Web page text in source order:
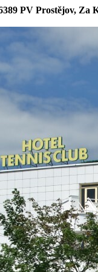
PV Prostějov, Za